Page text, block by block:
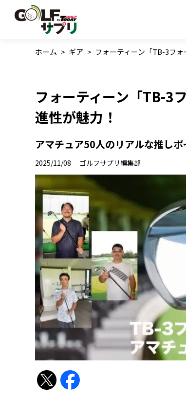
ホーム > ギア > フォーティーン「TB-3フ
フォーティーン「TB-3
進性が魅力！
アマチュア50人のリアルな推しポ
2025/11/08 ゴルフサプリ編集部